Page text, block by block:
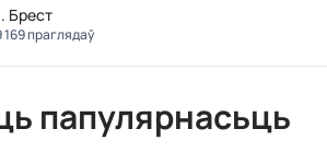
Брест
169 праглядаў
папулярнасьць